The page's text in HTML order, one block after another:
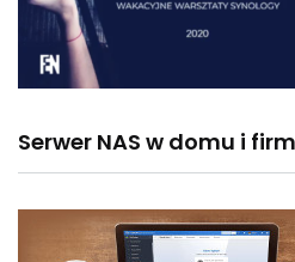
Serwer NAS w domu i